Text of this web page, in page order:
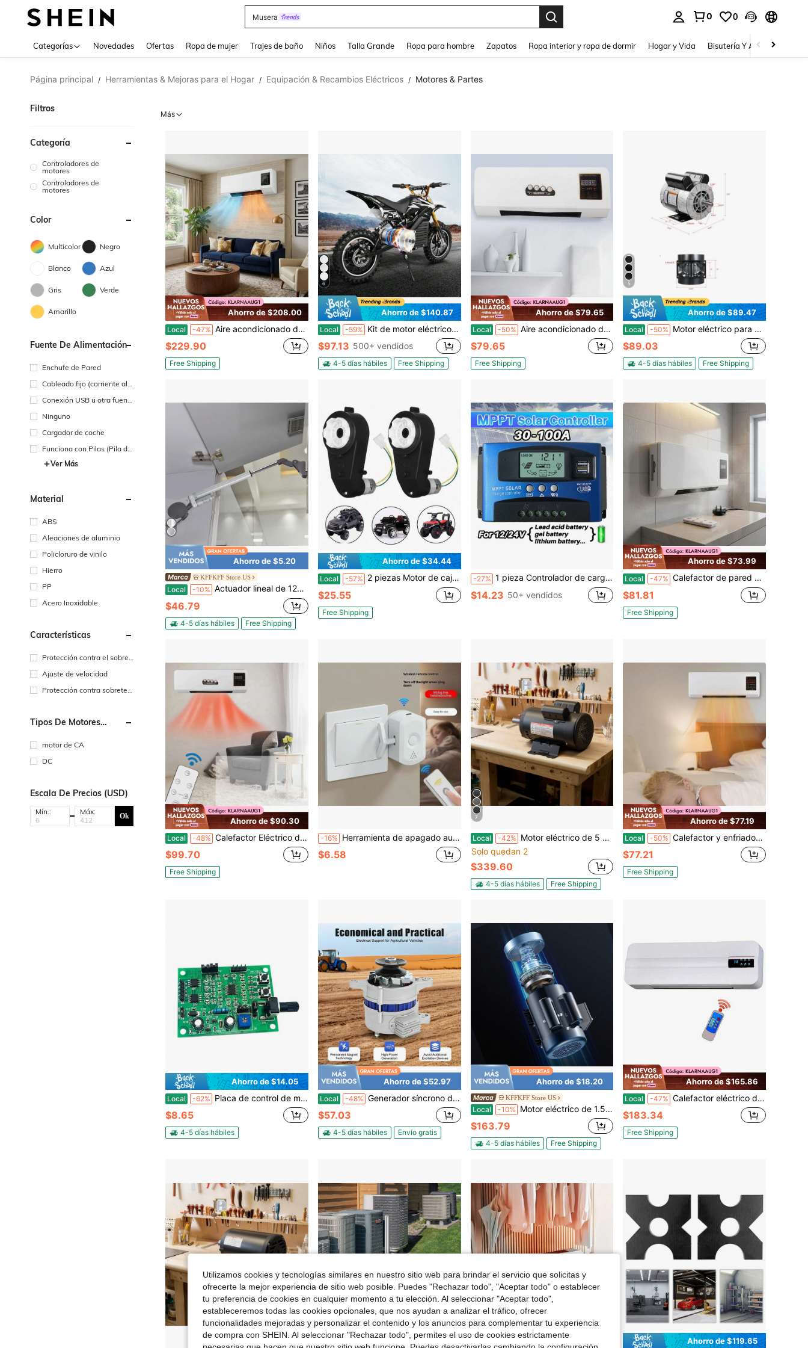
Musera 0 0
Categorías Novedades Ofertas Ropa de mujer Trajes de baño Niños Talla Grande Ropa para hombre Zapatos Ropa interior y ropa de dormir Hogar y Vida Bisutería Y Accesorios
Página principal / Herramientas & Mejoras para el Hogar / Equipación & Recambios Eléctricos / Motores & Partes
Filtros
Categoría
Controladores de
motores
Controladores de
motores
Color
Multicolor Negro
Blanco Azul
Gris Verde
Amarillo
Fuente De Alimentación
Enchufe de Pared
Cableado fijo (corriente alt
Conexión USB u otra fuent
Ninguno
Cargador de coche
Funciona con Pilas (Pila de
Botón/Pila de Moneda)
Ver Más
Material
ABS
Aleaciones de aluminio
Policloruro de vinilo
Hierro
PP
Acero Inoxidable
Características
Protección contra el sobrec
Ajuste de velocidad
Protección contra sobreten
Tipos De Motores
motor de CA
DC
Escala De Precios (USD)
Mín.: Máx: Ok
Más
Ahorro de $208.00
Local -47% Aire acondicionado de pared 2 en 1 de 1800W: Unidad de aire acondicionado portátil mini para calefacción y refrigeración, calentador de habitación inteligente y silencioso con control remoto y
$229.90
Free Shipping
6
Ahorro de $140.87
Local -59% Kit de motor eléctrico de CC sin escobillas de 2000 W - Motor de 48 V y 4300 rpm con controlador de velocidad mejorado y kit de acelerador para karts, bicicletas eléctricas, motocicletas y scooters.
$97.13 500+ vendidos
4-5 días hábiles Free Shipping
Ahorro de $79.65
Local -50% Aire acondicionado de pared con ventilador caliente, control remoto de 10m, calentador de aire de 1800W para dormitorio
$79.65
Free Shipping
5
Ahorro de $89.47
Local -50% Motor eléctrico para compresor de aire SPL de 2 HP, 115/230 V, 20/10 A, bastidor de 56, 3450 RPM, eje con chaveta de 5/8", longitud de eje de 1,88", monofásico, sentido antihorario (ajuste de fábrica: antihorario)
$89.03
4-5 días hábiles Free Shipping
Ahorro de $5.20
KFFKFF Store US
Local -10% Actuador lineal de 12V, actuador lineal de 12 pulgadas IP65 resistente al agua, actuadores de movimiento de 675 libras/3000N 0.2"/s con soporte de montaje para uso en exteriores
$46.79
4-5 días hábiles Free Shipping
Ahorro de $34.44
Local -57% 2 piezas Motor de caja de engranajes DC12V 35000RPM RS550 para coches y motocicletas eléctricas de juguete para niños
$25.55
Free Shipping
-27% 1 pieza Controlador de carga solar MPPT 100A 60A 30A, regulador inteligente para panel solar de 12V/24V con pantalla LCD ajustable, puerto USB doble y configuración de temporizador de parámetros automáticos
$14.23 50+ vendidos
Ahorro de $73.99
Local -47% Calefactor de pared digital con enchufe del Reino Unido, calefactor eléctrico de pared para calefacción del hogar, con impresión decorativa frontal, rectangular para baño, dormitorio
$81.81
Free Shipping
Ahorro de $90.30
Local -48% Calefactor Eléctrico de Pared de 1800W con Calefacción PTC, Control Remoto y Temporizador para Dormitorio y Baño Versión en Inglés
$99.70
Free Shipping
-16% Herramienta de apagado automático de luz, Asistente de apagado de luz, Herramienta de apagado de luz holgada, Herramienta de apagado de luz inalámbrica, Gadget de apagado de luz, Apagado de luz remoto, Instalación fácil, Interruptor de luz inalámbrico para muebles, No se requiere cableado, Se puede pegar en cualquier lugar, Ayudante de apagado de luz holgado
$6.58
7
Local -42% Motor eléctrico de 5 HP, 1725RPM Motor de compresor de aire, rotación en sentido horario/antihorario, diámetro del eje de 1.125 pulgadas, longitud del eje de 2.75 pulgadas, par de torsión de 20.7N.M, monofásico, refrigeración ODP, 230V, Bastidor 184T
Solo quedan 2
$339.60
4-5 días hábiles Free Shipping
Ahorro de $77.19
Local -50% Calefactor y enfriador 2 en 1 con control inalámbrico, control de pared, calefacción y enfriamiento, ventilador con pantalla digital
$77.21
Free Shipping
Ahorro de $14.05
Local -62% Placa de control de motor paso a paso profesional de 5 hilos para motores de 2/4 fases (5V-12V DC)
$8.65
4-5 días hábiles
Ahorro de $52.97
Local -48% Generador síncrono de imán permanente de 1200W, alternador de carga de baja velocidad de rotación de CC
$57.03
4-5 días hábiles Envío gratis
Ahorro de $18.20
KFFKFF Store US
Local -10% Motor eléctrico de 1.5HP 1725 rpm, CA 115V/230V, carcasa 56C, motor para compresor de aire monofásico, eje de 5/8" con chaveta, rotación CW/CCW para maquinaria agrícola y equipos generales
$163.79
4-5 días hábiles Free Shipping
Ahorro de $165.86
Local -47% Calefactor eléctrico doméstico de pared con control remoto, calefactor de baño, máquina de ventilador de aire acondicionado y calefacción
$183.34
Free Shipping
4
Ahorro de $50.07 Ahorro de $119.65
Utilizamos cookies y tecnologías similares en nuestro sitio web para brindar el servicio que solicitas y
ofrecerte la mejor experiencia de sitio web posible. Puedes "Rechazar todo", "Aceptar todo" o establecer
tu preferencia de cookies en cualquier momento a tu elección. Al seleccionar "Aceptar todo",
estableceremos todas las cookies opcionales, que nos ayudan a analizar el tráfico, ofrecer
funcionalidades mejoradas y personalizar el contenido y los anuncios para complementar tu experiencia
de compra con SHEIN. Al seleccionar "Rechazar todo", permites el uso de cookies estrictamente